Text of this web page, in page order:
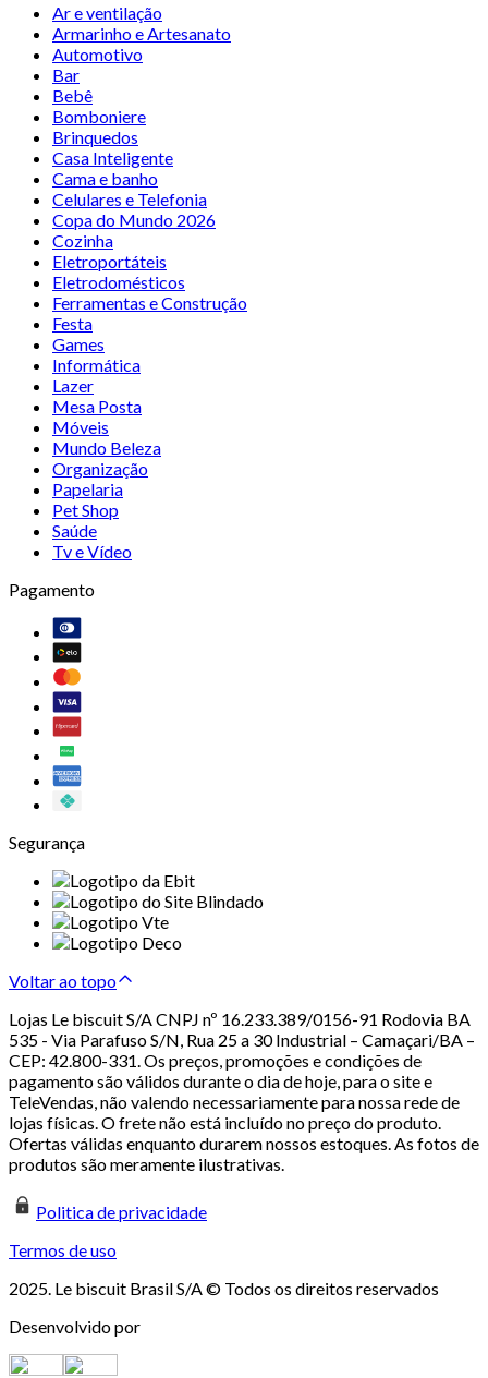
Ar e ventilação
Armarinho e Artesanato
Automotivo
Bar
Bebê
Bomboniere
Brinquedos
Casa Inteligente
Cama e banho
Celulares e Telefonia
Copa do Mundo 2026
Cozinha
Eletroportáteis
Eletrodomésticos
Ferramentas e Construção
Festa
Games
Informática
Lazer
Mesa Posta
Móveis
Mundo Beleza
Organização
Papelaria
Pet Shop
Saúde
Tv e Vídeo
Pagamento
Segurança
Voltar ao topo
Lojas Le biscuit S/A CNPJ nº 16.233.389/0156-91 Rodovia BA
535 - Via Parafuso S/N, Rua 25 a 30 Industrial – Camaçari/BA –
CEP: 42.800-331. Os preços, promoções e condições de
pagamento são válidos durante o dia de hoje, para o site e
TeleVendas, não valendo necessariamente para nossa rede de
lojas físicas. O frete não está incluído no preço do produto.
Ofertas válidas enquanto durarem nossos estoques. As fotos de
produtos são meramente ilustrativas.
Politica de privacidade
Termos de uso
2025. Le biscuit Brasil S/A © Todos os direitos reservados
Desenvolvido por